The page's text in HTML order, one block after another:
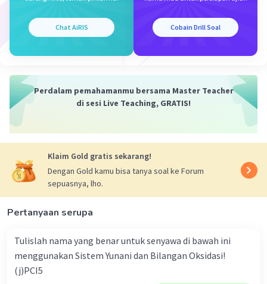
Volume oksigen yang tersedia adalah 15
liter.
Karena volume oksigen yang tersedia lebih
adalahnegatif.
Iklan
Chat AiRIS Cobain Drill Soal
Perdalam pemahamanmu bersama Master Teacher
di sesi Live Teaching, GRATIS!
Klaim Gold gratis sekarang!
Dengan Gold kamu bisa tanya soal ke Forum
sepuasnya, lho.
Pertanyaan serupa
Tulislah nama yang benar untuk senyawa di bawah ini
menggunakan Sistem Yunani dan Bilangan Oksidasi!
(j)PCI5